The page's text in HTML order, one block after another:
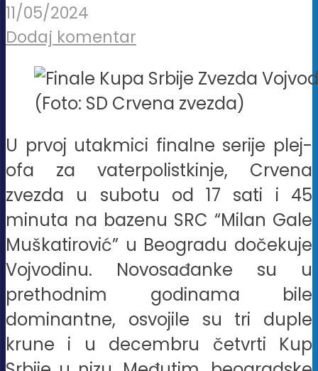
11/05/2024
Dodaj komentar
(Foto: SD Crvena zvezda)
U prvoj utakmici finalne serije plej-
ofa za vaterpolistkinje, Crvena
zvezda u subotu od 17 sati i 45
minuta na bazenu SRC “Milan Gale
Muškatirović” u Beogradu dočekuje
Vojvodinu. Novosađanke su u
prethodnim godinama bile
dominantne, osvojile su tri duple
krune i u decembru četvrti Kup